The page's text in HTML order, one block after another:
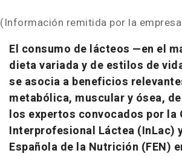
(Información remitida por la
El consumo de lácteos —en el
dieta variada y de estilos de
se asocia a beneficios
metabólica, muscular y ósea,
los expertos convocados por la
Interprofesional Láctea (InLac)
Española de la Nutrición (FEN)